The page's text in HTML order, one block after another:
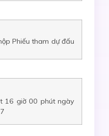
Phiếu tham dự đấu
16 giờ 00 phút ngày